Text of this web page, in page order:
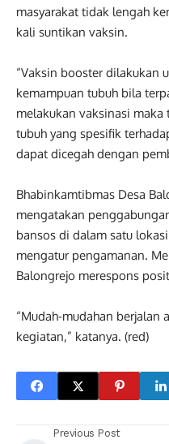
masyarakat tidak lengah
kali suntikan vaksin.
“Vaksin booster dilakukan
kemampuan tubuh bila
melakukan vaksinasi
tubuh yang spesifik
dapat dicegah dengan
Bhabinkamtibmas Desa
mengatakan
bansos di dalam satu
mengatur pengamanan.
Balongrejo merespons
“Mudah-mudahan berjalan
kegiatan,” katanya. (red)
Previous Post